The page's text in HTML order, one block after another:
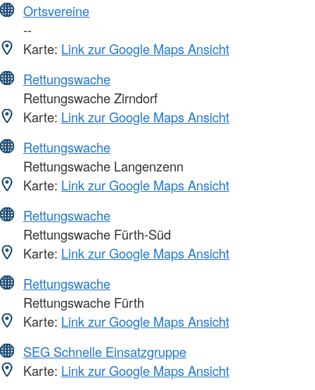
Ortsvereine
--
Karte: Link zur Google Maps Ansicht
Rettungswache
Rettungswache Zirndorf
Karte: Link zur Google Maps Ansicht
Rettungswache
Rettungswache Langenzenn
Karte: Link zur Google Maps Ansicht
Rettungswache
Rettungswache Fürth-Süd
Karte: Link zur Google Maps Ansicht
Rettungswache
Rettungswache Fürth
Karte: Link zur Google Maps Ansicht
SEG Schnelle Einsatzgruppe
Karte: Link zur Google Maps Ansicht